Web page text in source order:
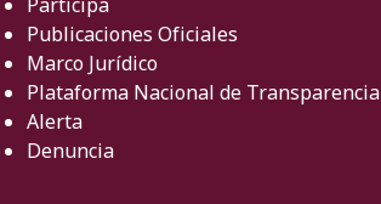
Publicaciones Oficiales
Marco Jurídico
Plataforma Nacional de Transparencia
Alerta
Denuncia